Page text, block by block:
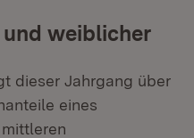
weiblicher
dieser Jahrgang über
eines